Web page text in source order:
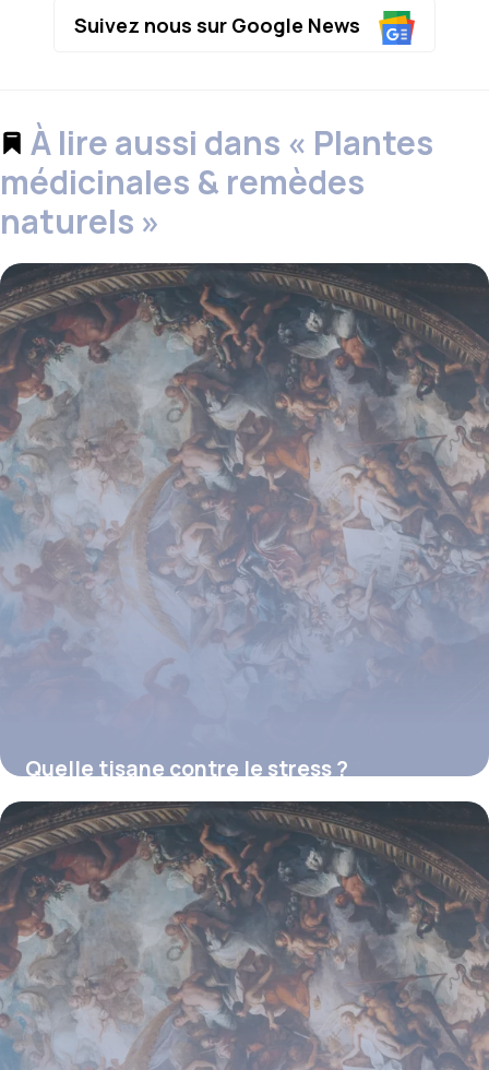
Suivez nous sur Google News
À lire aussi dans « Plantes
médicinales & remèdes
naturels »
Quelle tisane contre le stress ?
16 juillet 2026